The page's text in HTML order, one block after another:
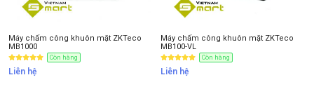
Máy chấm công khuôn mặt ZKTeco
MB1000
Còn hàng
Liên hệ
Máy chấm công khuôn mặt ZKTeco
MB100-VL
Còn hàng
Liên hệ